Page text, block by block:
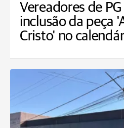
Vereadores de
inclusão da peça
Cristo' no